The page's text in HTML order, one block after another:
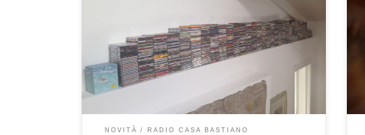
Oggi compio 40 anni e, tra i vari bilanci che pesano su
questa giornata, ho deciso di farne uno anche
musicale. Non è una classifica, non ci sono primi e
ultimi posti, solo una lista di dischi che inizialmente
dovevano essere 40, ma sono diventati
NOVITÀ RADIO CASA BASTIANO